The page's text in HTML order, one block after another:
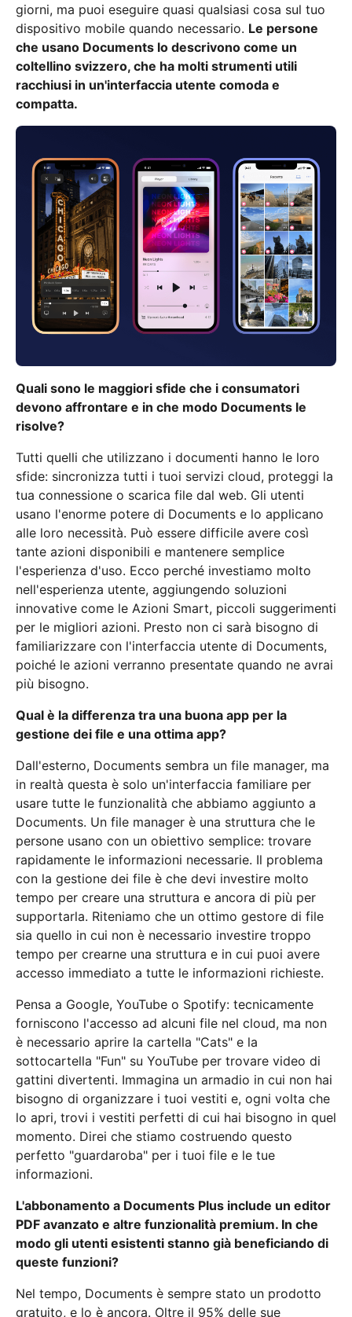
giorni, ma puoi eseguire quasi qualsiasi cosa sul tuo
dispositivo mobile quando necessario. Le persone
che usano Documents lo descrivono come un
coltellino svizzero, che ha molti strumenti utili
racchiusi in un'interfaccia utente comoda e
compatta.
Quali sono le maggiori sfide che i consumatori
devono affrontare e in che modo Documents le
risolve?
Tutti quelli che utilizzano i documenti hanno le loro
sfide: sincronizza tutti i tuoi servizi cloud, proteggi la
tua connessione o scarica file dal web. Gli utenti
usano l'enorme potere di Documents e lo applicano
alle loro necessità. Può essere difficile avere così
tante azioni disponibili e mantenere semplice
l'esperienza d'uso. Ecco perché investiamo molto
nell'esperienza utente, aggiungendo soluzioni
innovative come le Azioni Smart, piccoli suggerimenti
per le migliori azioni. Presto non ci sarà bisogno di
familiarizzare con l'interfaccia utente di Documents,
poiché le azioni verranno presentate quando ne avrai
più bisogno.
Qual è la differenza tra una buona app per la
gestione dei file e una ottima app?
Dall'esterno, Documents sembra un file manager, ma
in realtà questa è solo un'interfaccia familiare per
usare tutte le funzionalità che abbiamo aggiunto a
Documents. Un file manager è una struttura che le
persone usano con un obiettivo semplice: trovare
rapidamente le informazioni necessarie. Il problema
con la gestione dei file è che devi investire molto
tempo per creare una struttura e ancora di più per
supportarla. Riteniamo che un ottimo gestore di file
sia quello in cui non è necessario investire troppo
tempo per crearne una struttura e in cui puoi avere
accesso immediato a tutte le informazioni richieste.
Pensa a Google, YouTube o Spotify: tecnicamente
forniscono l'accesso ad alcuni file nel cloud, ma non
è necessario aprire la cartella "Cats" e la
sottocartella "Fun" su YouTube per trovare video di
gattini divertenti. Immagina un armadio in cui non hai
bisogno di organizzare i tuoi vestiti e, ogni volta che
lo apri, trovi i vestiti perfetti di cui hai bisogno in quel
momento. Direi che stiamo costruendo questo
perfetto "guardaroba" per i tuoi file e le tue
informazioni.
L'abbonamento a Documents Plus include un editor
PDF avanzato e altre funzionalità premium. In che
modo gli utenti esistenti stanno già beneficiando di
queste funzioni?
Nel tempo, Documents è sempre stato un prodotto
gratuito, e lo è ancora. Oltre il 95% delle sue